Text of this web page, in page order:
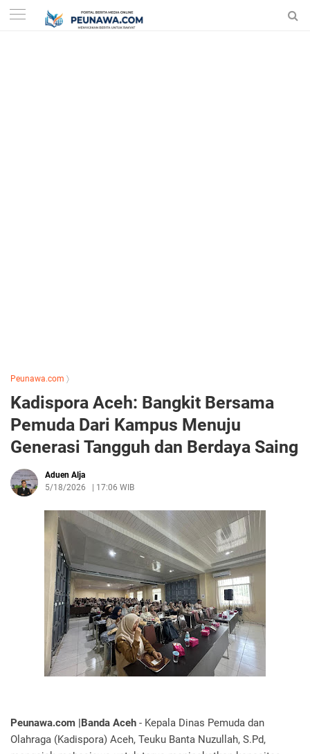
Peunawa.com 〉
Kadispora Aceh: Bangkit Bersama
Pemuda Dari Kampus Menuju
Generasi Tangguh dan Berdaya Saing
Aduen Alja
5/18/2026
17:06 WIB
Peunawa.com |Banda Aceh - Kepala Dinas Pemuda dan
Olahraga (Kadispora) Aceh, Teuku Banta Nuzullah, S.Pd,